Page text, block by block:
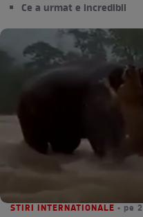
Ce a urmat e incredibil
STIRI INTERNATIONALE • pe